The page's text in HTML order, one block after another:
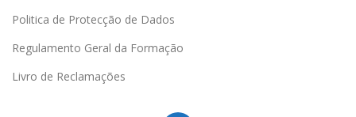
Politica de Protecção de Dados
Regulamento Geral da Formação
Livro de Reclamações